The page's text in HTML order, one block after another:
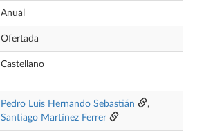
Anual
Ofertada
Castellano
Pedro Luis Hernando Sebastián
,
Santiago Martínez Ferrer